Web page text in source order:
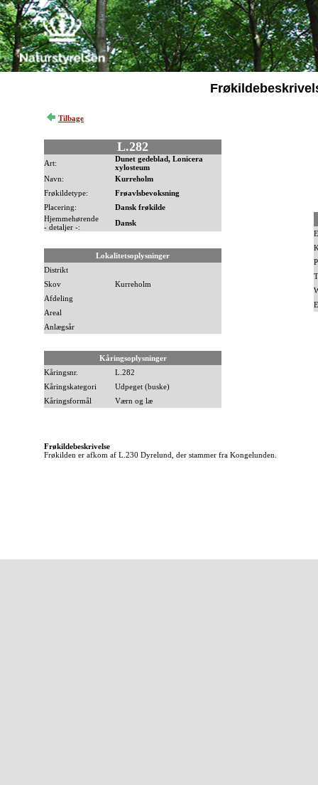
Tilbage
L.282
Art:
Dunet gedeblad, Lonicera
xylosteum
Navn:
Kurreholm
Frøkildetype:
Frøavlsbevoksning
Placering:
Dansk frøkilde
Hjemmehørende
- detaljer -:
Dansk
Lokalitetsoplysninger
Distrikt
Skov
Kurreholm
Afdeling
Areal
Anlægsår
Kåringsoplysninger
Kåringsnr.
L.282
Kåringskategori
Udpeget (buske)
Kåringsformål
Værn og læ
Frøkildebeskrivelse
Frøkilden er afkom af L.230 Dyrelund, der stammer fra Kongelunden.